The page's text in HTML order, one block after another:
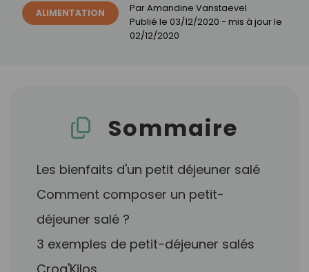
ALIMENTATION ParAmandine Vanstaevel
Publié le 03/12/2020 - mis à jour le
02/12/2020
Sommaire
Les bienfaits d'un petit déjeuner salé
Comment composer un petit-
déjeuner salé ?
3 exemples de petit-déjeuner salés